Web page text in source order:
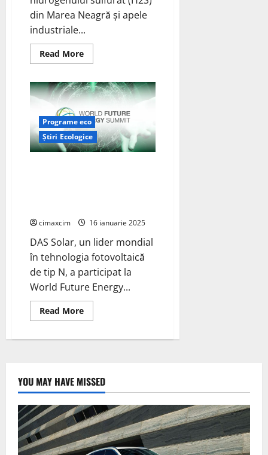
din Marea Neagră și apele
industriale...
Read MoreRead
more
de
Hidrogen
din
H2S
din
Marea
Neagră
și
Apele
Programe eco
Știri Ecologice
cimaxcim 16 ianuarie 2025
DAS Solar, un lider mondial
în tehnologia fotovoltaică
de tip N, a participat la
World Future Energy...
Read MoreRead
more
Solar,
PV
de
tip
N,
participă
la
World
Future
Energy
Summit
YOU MAY HAVE MISSED